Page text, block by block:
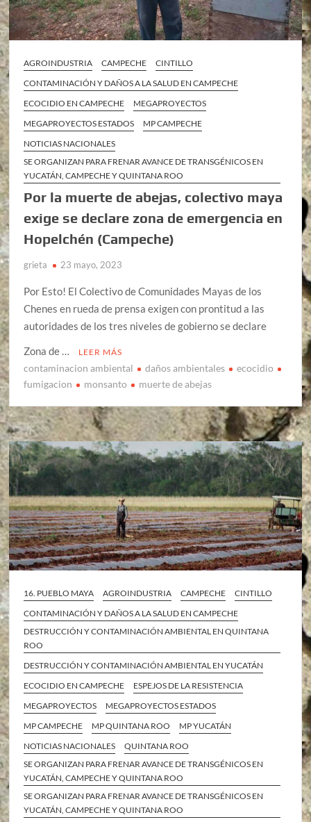
AGROINDUSTRIA CAMPECHE
CINTILLO
CONTAMINACIÓN Y DAÑOS A LA SALUD EN CAMPECHE
ECOCIDIO EN CAMPECHE
MEGAPROYECTOS
MEGAPROYECTOS ESTADOS
MP CAMPECHE
NOTICIAS NACIONALES
SE ORGANIZAN PARA FRENAR AVANCE DE TRANSGÉNICOS EN
YUCATÁN, CAMPECHE Y QUINTANA ROO
Por la muerte de abejas, colectivo maya
exige se declare zona de emergencia en
Hopelchén (Campeche)
grieta 23 mayo, 2023
Por Esto! El Colectivo de Comunidades Mayas de los
Chenes en rueda de prensa exigen con prontitud a las
autoridades de los tres niveles de gobierno se declare
Zona de …
LEER MÁS
contaminacion ambiental daños ambientales
ecocidio
fumigacion
monsanto muerte de abejas
16. PUEBLO MAYA AGROINDUSTRIA CAMPECHE
CINTILLO
CONTAMINACIÓN Y DAÑOS A LA SALUD EN CAMPECHE
DESTRUCCIÓN Y CONTAMINACIÓN AMBIENTAL EN QUINTANA
ROO
DESTRUCCIÓN Y CONTAMINACIÓN AMBIENTAL EN YUCATÁN
ECOCIDIO EN CAMPECHE
ESPEJOS DE LA RESISTENCIA
MEGAPROYECTOS
MEGAPROYECTOS ESTADOS
MP CAMPECHE
MP QUINTANA ROO
MP YUCATÁN
NOTICIAS NACIONALES
QUINTANA ROO
SE ORGANIZAN PARA FRENAR AVANCE DE TRANSGÉNICOS EN
YUCATÁN, CAMPECHE Y QUINTANA ROO
SE ORGANIZAN PARA FRENAR AVANCE DE TRANSGÉNICOS EN
YUCATÁN, CAMPECHE Y QUINTANA ROO